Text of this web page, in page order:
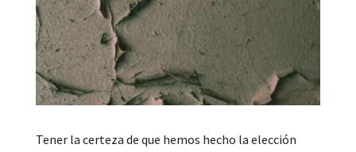
Tener la certeza de que hemos hecho la elección